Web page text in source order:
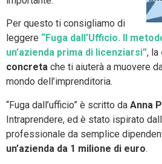
Per questo ti consigliamo di
leggere “Fuga dall’Ufficio. Il
un’azienda prima di licenziarsi”, la
concreta che ti aiuterà a muovere
mondo dell’imprenditoria.
“Fuga dall’ufficio” è scritto da Anna
Intraprendere, ed è stato ispirato
professionale da semplice
un’azienda da 1 milione di euro.